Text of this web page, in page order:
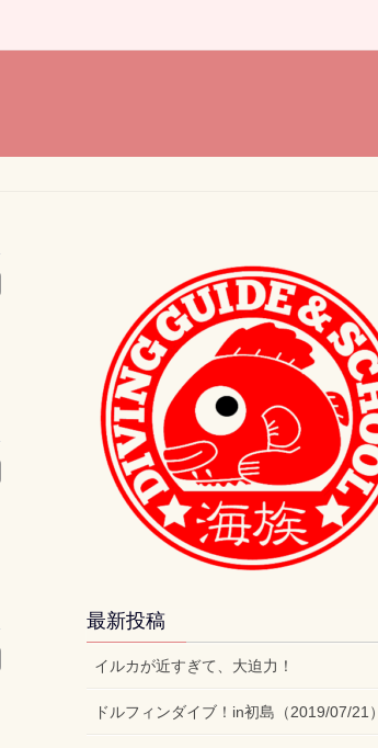
最新投稿
イルカが近すぎて、大迫力！
ドルフィンダイブ！in初島（2019/07/21）